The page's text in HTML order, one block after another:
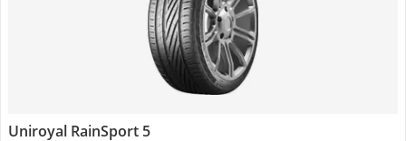
Uniroyal RainSport 5